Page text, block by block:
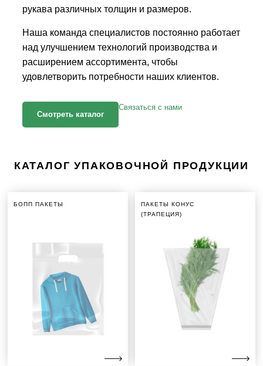
рукава различных толщин и размеров.
Наша команда специалистов постоянно работает
над улучшением технологий производства и
расширением ассортимента, чтобы
удовлетворить потребности наших клиентов.
Смотреть каталог
Связаться с нами
КАТАЛОГ УПАКОВОЧНОЙ ПРОДУКЦИИ
БОПП ПАКЕТЫ
ПАКЕТЫ КОНУС
(ТРАПЕЦИЯ)